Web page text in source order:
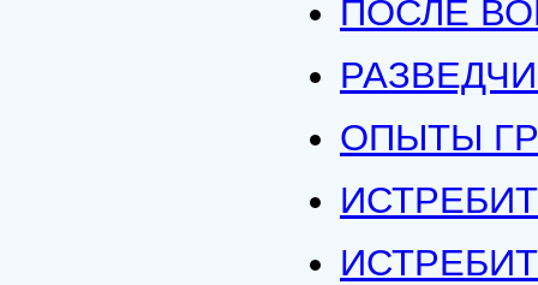
ПОСЛЕ
ОПЫТЫ